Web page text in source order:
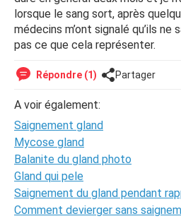
lorsque le sang sort, après
médecins m’ont signalé qu’ils
pas ce que cela représenter.
Répondre (1) Partager
A voir également:
Saignement gland
Mycose gland
Balanite du gland photo
Gland qui pele
Saignement du gland pendant
Comment devierger sans